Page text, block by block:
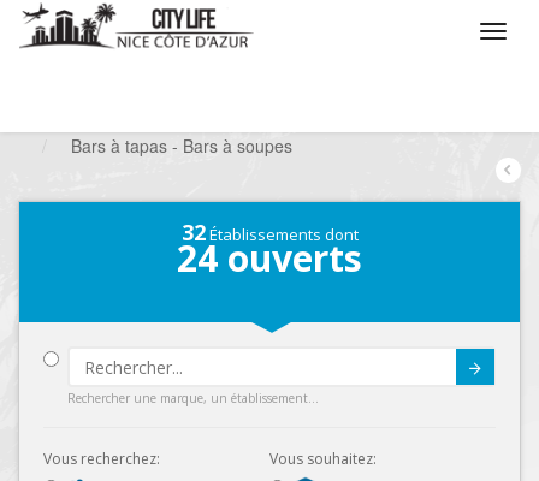
Bars à tapas - Bars à soupes
32Établissements dont
24 ouverts
Rechercher une marque, un établissement...
Vous recherchez:
Vous souhaitez: